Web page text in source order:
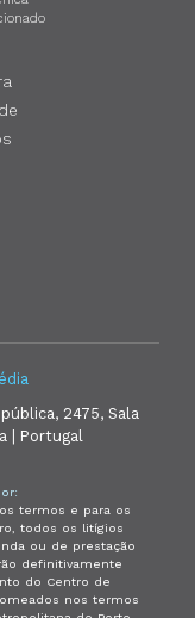
2475, Sala
| Portugal
termos e para os
todos os litígios
ou de prestação
definitivamente
do Centro de
nos termos